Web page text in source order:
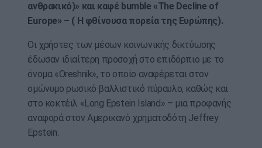
ανθρακικό)» και καφέ bumble «The Decline of
Europe» – ( Η φθίνουσα πορεία της Ευρώπης).
Οι χρήστες των μέσων κοινωνικής δικτύωσης
έδωσαν ιδιαίτερη προσοχή στο επιδόρπιο με το
όνομα «Oreshnik», το οποίο αναφέρεται στον
ομώνυμο ρωσικό βαλλιστικό πύραυλο, καθώς και
στο κοκτέιλ «Long Epstein Island» – μια προφανής
αναφορά στον Αμερικανό χρηματοδότη Jeffrey
Epstein.